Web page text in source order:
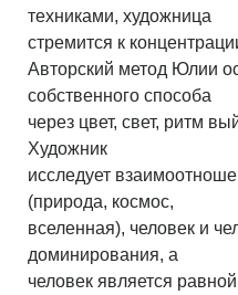
техниками, художница
стремится к
Авторский метод Юлии
собственного способа
через цвет, свет, ритм
Художник
исследует
(природа, космос,
вселенная), человек и
доминирования, а
человек является